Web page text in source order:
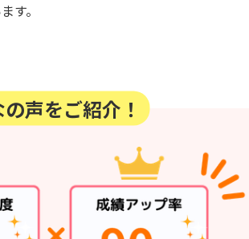
す。
声をご紹介！